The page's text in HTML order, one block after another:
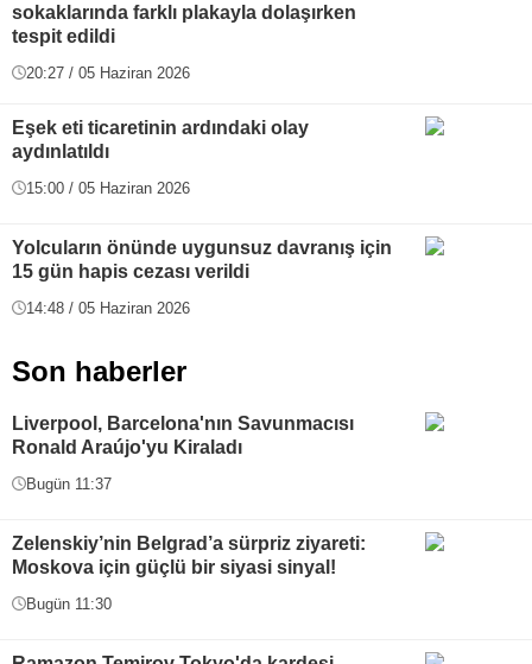
sokaklarında farklı plakayla dolaşırken
tespit edildi
20:27 / 05 Haziran 2026
Eşek eti ticaretinin ardındaki olay
aydınlatıldı
15:00 / 05 Haziran 2026
Yolcuların önünde uygunsuz davranış için
15 gün hapis cezası verildi
14:48 / 05 Haziran 2026
Son haberler
Liverpool, Barcelona'nın Savunmacısı
Ronald Araújo'yu Kiraladı
Bugün 11:37
Zelenskiy’nin Belgrad’a sürpriz ziyareti:
Moskova için güçlü bir siyasi sinyal!
Bugün 11:30